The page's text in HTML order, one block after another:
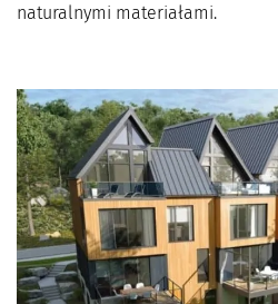
naturalnymi materiałami.